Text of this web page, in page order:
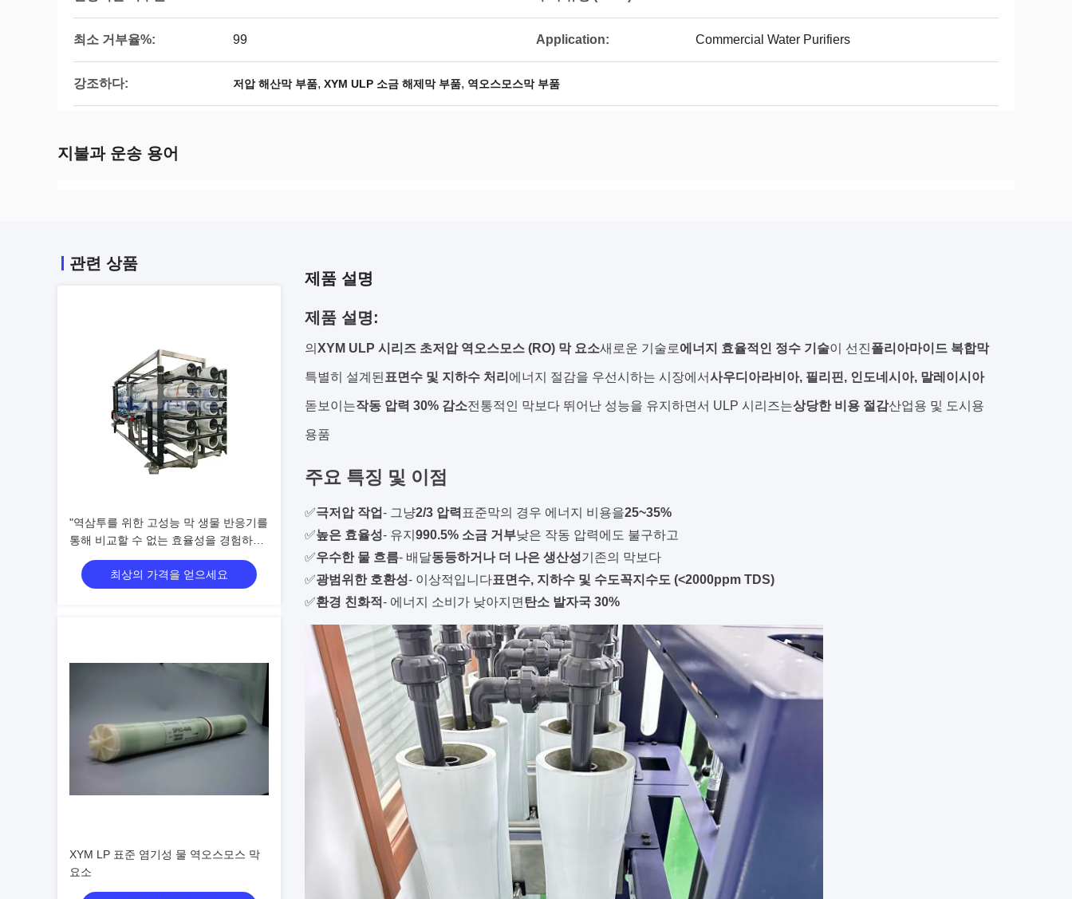
최소 거부율%: 99 Application: Commercial Water Purifiers
강조하다: 저압 해산막 부품, XYM ULP 소금 해제막 부품, 역오스모스막 부품
지불과 운송 용어
관련 상품
"역삼투를 위한 고성능 막 생물 반응기를
통해 비교할 수 없는 효율성을 경험하세
최상의 가격을 얻으세요
XYM LP 표준 염기성 물 역오스모스 막
요소
제품 설명
제품 설명:
의 XYM ULP 시리즈 초저압 역오스모스 (RO) 막 요소새로운 기술로에너지 효율적인 정수 기술이 선진 폴리아마이드 복합막
특별히 설계된 표면수 및 지하수 처리 에너지 절감을 우선시하는 시장에서사우디아라비아, 필리핀, 인도네시아, 말레이시아
돋보이는작동 압력 30% 감소전통적인 막보다 뛰어난 성능을 유지하면서 ULP 시리즈는상당한 비용 절감산업용 및 도시용
용품
주요 특징 및 이점
✅극저압 작업- 그냥2/3 압력 표준막의 경우 에너지 비용을25~35%
✅높은 효율성- 유지 990.5% 소금 거부낮은 작동 압력에도 불구하고
✅우수한 물 흐름- 배달동등하거나 더 나은 생산성기존의 막보다
✅광범위한 호환성- 이상적입니다표면수, 지하수 및 수도꼭지수도 (<2000ppm TDS)
✅환경 친화적- 에너지 소비가 낮아지면 탄소 발자국 30%